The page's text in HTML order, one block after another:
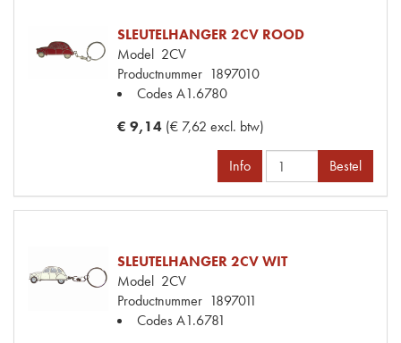
SLEUTELHANGER 2CV ROOD
Model 2CV
Productnummer 1897010
CodesA1.6780
€ 9,14 (€ 7,62 excl. btw)
Info Bestel
SLEUTELHANGER 2CV WIT
Model 2CV
Productnummer 1897011
CodesA1.6781